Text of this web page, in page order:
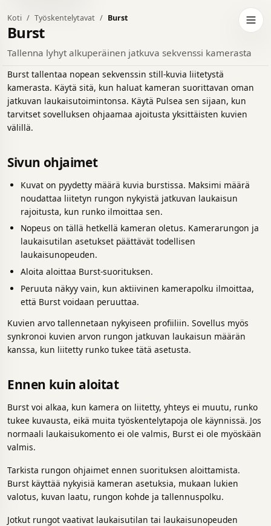
Avaa
tummaan teemaan
Koti Työskentelytavat Burst
Burst
Tallenna lyhyt alkuperäinen jatkuva sekvenssi kamerasta
Burst tallentaa nopean sekvenssin still-kuvia liitetystä
kamerasta. Käytä sitä, kun haluat kameran suorittavan oman
jatkuvan laukaisutoimintonsa. Käytä Pulsea sen sijaan, kun
tarvitset sovelluksen ohjaamaa ajoitusta yksittäisten kuvien
välillä.
Sivun ohjaimet
Kuvat on pyydetty määrä kuvia burstissa. Maksimi määrä
noudattaa liitetyn rungon nykyistä jatkuvan laukaisun
rajoitusta, kun runko ilmoittaa sen.
Nopeus on tällä hetkellä kameran oletus. Kamerarungon ja
laukaisutilan asetukset päättävät todellisen
laukaisunopeuden.
Aloita aloittaa Burst-suorituksen.
Peruuta näkyy vain, kun aktiivinen kamerapolku ilmoittaa,
että Burst voidaan peruuttaa.
Kuvien arvo tallennetaan nykyiseen profiiliin. Sovellus myös
synkronoi kuvien arvon rungon jatkuvan laukaisun määrän
kanssa, kun liitetty runko tukee tätä asetusta.
Ennen kuin aloitat
Burst voi alkaa, kun kamera on liitetty, yhteys ei muutu, runko
tukee kuvausta, eikä muita työskentelytapoja ole käynnissä. Jos
normaali laukaisukomento ei ole valmis, Burst ei ole myöskään
valmis.
Tarkista rungon ohjaimet ennen suorituksen aloittamista.
Burst käyttää nykyisiä kameran asetuksia, mukaan lukien
valotus, kuvan laatu, rungon kohde ja tallennuspolku.
Jotkut rungot vaativat laukaisutilan tai laukaisunopeuden